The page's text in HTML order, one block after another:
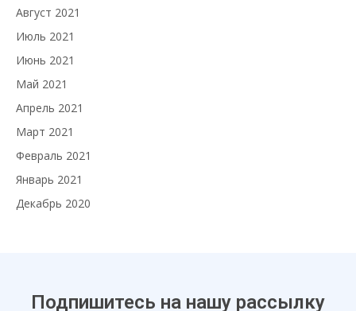
Август 2021
Июль 2021
Июнь 2021
Май 2021
Апрель 2021
Март 2021
Февраль 2021
Январь 2021
Декабрь 2020
Подпишитесь на нашу рассылку